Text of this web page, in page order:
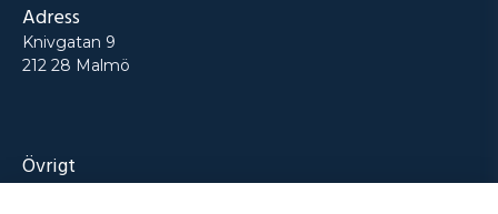
Adress
Knivgatan 9
212 28 Malmö
Övrigt